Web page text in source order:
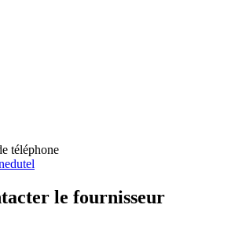
téléphone
le fournisseur